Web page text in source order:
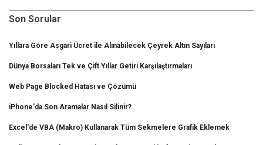
Son Sorular
Yıllara Göre Asgari Ücret ile Alınabilecek Çeyrek Altın Sayıları
Dünya Borsaları Tek ve Çift Yıllar Getiri Karşılaştırmaları
Web Page Blocked Hatası ve Çözümü
iPhone'da Son Aramalar Nasıl Silinir?
Excel'de VBA (Makro) Kullanarak Tüm Sekmelere Grafik Eklemek